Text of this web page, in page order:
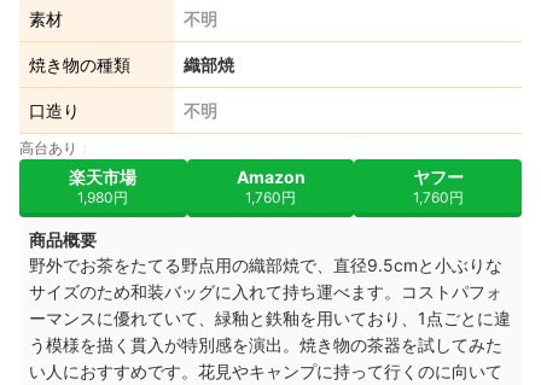
素材 不明
焼き物の種類 織部焼
口造り 不明
高台あり
楽天市場
1,980円
Amazon
1,760円
ヤフー
1,760円
商品概要
野外でお茶をたてる野点用の織部焼で、直径9.5cmと小ぶりな
サイズのため和装バッグに入れて持ち運べます。コストパフォ
ーマンスに優れていて、緑釉と鉄釉を用いており、1点ごとに違
う模様を描く貫入が特別感を演出。焼き物の茶器を試してみた
い人におすすめです。花見やキャンプに持って行くのに向いて